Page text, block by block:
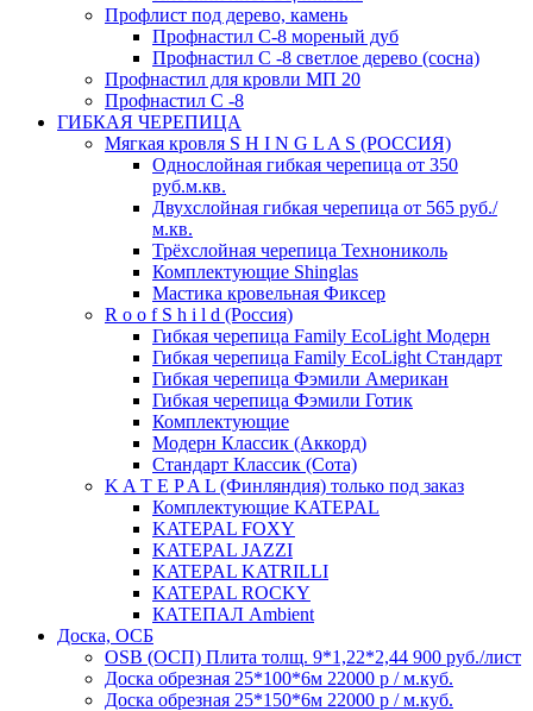
Профлист под дерево, камень
Профнастил С-8 мореный дуб
Профнастил С -8 светлое дерево (сосна)
Профнастил для кровли МП 20
Профнастил С -8
ГИБКАЯ ЧЕРЕПИЦА
Мягкая кровля S H I N G L A S (РОССИЯ)
Однослойная гибкая черепица от 350
руб.м.кв.
Двухслойная гибкая черепица от 565 руб./
м.кв.
Трёхслойная черепица Технониколь
Комплектующие Shinglas
Мастика кровельная Фиксер
R o o f S h i l d (Россия)
Гибкая черепица Family ЕсоLight Модерн
Гибкая черепица Family ЕсоLight Стандарт
Гибкая черепица Фэмили Американ
Гибкая черепица Фэмили Готик
Комплектующие
Модерн Классик (Аккорд)
Стандарт Классик (Сота)
K A T E P A L (Финляндия) только под заказ
Комплектующие KATEPAL
KATEPAL FOXY
KATEPAL JAZZI
KATEPAL KATRILLI
KATEPAL ROCKY
КАТЕПАЛ Ambient
Доска, ОСБ
OSB (ОСП) Плита толщ. 9*1,22*2,44 900 руб./лист
Доска обрезная 25*100*6м 22000 р / м.куб.
Доска обрезная 25*150*6м 22000 р / м.куб.